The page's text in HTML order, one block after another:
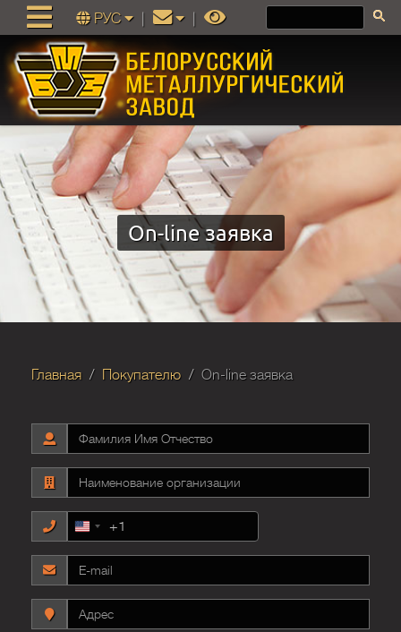
РУС
On-line заявка
Главная Покупателю On-line заявка
United
+1
+1